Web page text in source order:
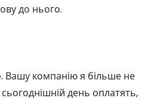
до нього.
Вашу компанію я більше не
день оплатять,